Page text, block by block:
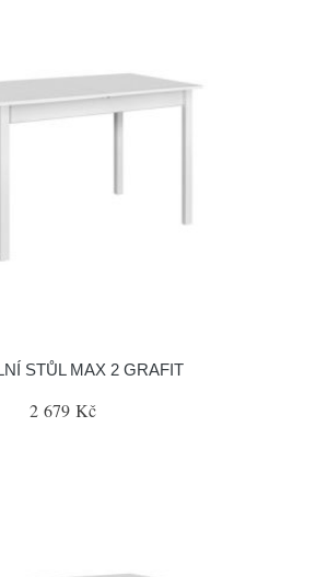
STŮL MAX 2 GRAFIT
2 679 Kč